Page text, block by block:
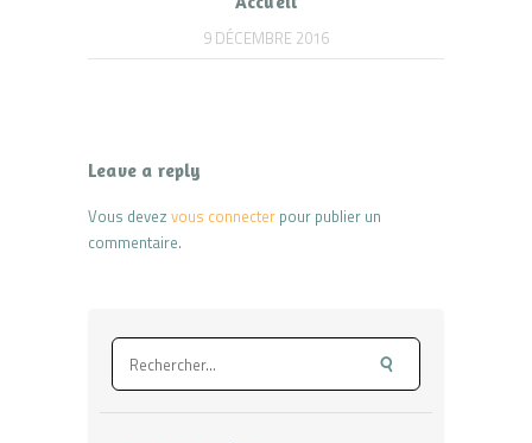
9 DÉCEMBRE 2016
Leave a reply
Vous devez vous connecter pour publier un
commentaire.
Rechercher :